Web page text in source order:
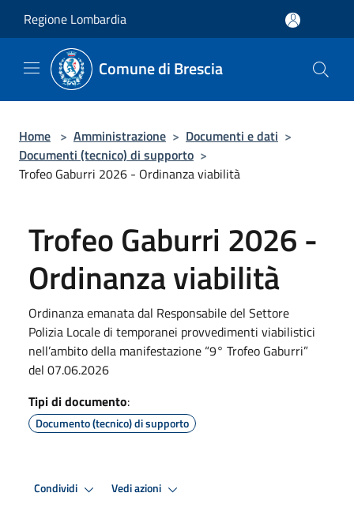
Regione Lombardia
Comune di Brescia
Home > Amministrazione > Documenti e dati >
Documenti (tecnico) di supporto >
Trofeo Gaburri 2026 - Ordinanza viabilità
Trofeo Gaburri 2026 -
Ordinanza viabilità
Ordinanza emanata dal Responsabile del Settore
Polizia Locale di temporanei provvedimenti viabilistici
nell’ambito della manifestazione “9° Trofeo Gaburri”
del 07.06.2026
Tipi di documento:
Documento (tecnico) di supporto
Condividi Vedi azioni